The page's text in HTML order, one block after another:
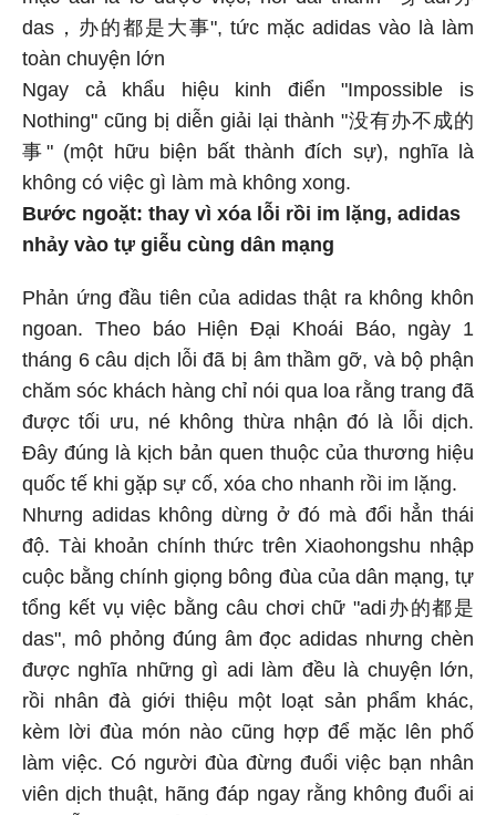
das，办的都是大事", tức mặc adidas vào là làm
toàn chuyện lớn
Ngay cả khẩu hiệu kinh điển "Impossible is
Nothing" cũng bị diễn giải lại thành "没有办不成的
事" (một hữu biện bất thành đích sự), nghĩa là
không có việc gì làm mà không xong.
Bước ngoặt: thay vì xóa lỗi rồi im lặng, adidas
nhảy vào tự giễu cùng dân mạng
Phản ứng đầu tiên của adidas thật ra không khôn
ngoan. Theo báo Hiện Đại Khoái Báo, ngày 1
tháng 6 câu dịch lỗi đã bị âm thầm gỡ, và bộ phận
chăm sóc khách hàng chỉ nói qua loa rằng trang đã
được tối ưu, né không thừa nhận đó là lỗi dịch.
Đây đúng là kịch bản quen thuộc của thương hiệu
quốc tế khi gặp sự cố, xóa cho nhanh rồi im lặng.
Nhưng adidas không dừng ở đó mà đổi hẳn thái
độ. Tài khoản chính thức trên Xiaohongshu nhập
cuộc bằng chính giọng bông đùa của dân mạng, tự
tổng kết vụ việc bằng câu chơi chữ "adi办的都是
das", mô phỏng đúng âm đọc adidas nhưng chèn
được nghĩa những gì adi làm đều là chuyện lớn,
rồi nhân đà giới thiệu một loạt sản phẩm khác,
kèm lời đùa món nào cũng hợp để mặc lên phố
làm việc. Có người đùa đừng đuổi việc bạn nhân
viên dịch thuật, hãng đáp ngay rằng không đuổi ai